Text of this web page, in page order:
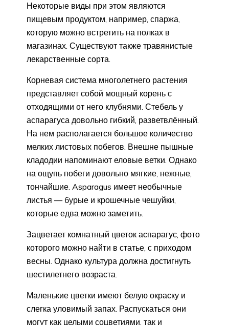
Некоторые виды при этом являются
пищевым продуктом, например, спаржа,
которую можно встретить на полках в
магазинах. Существуют также травянистые
лекарственные сорта.
Корневая система многолетнего растения
представляет собой мощный корень с
отходящими от него клубнями. Стебель у
аспарагуса довольно гибкий, разветвлённый.
На нем располагается большое количество
мелких листовых побегов. Внешне пышные
кладодии напоминают еловые ветки. Однако
на ощупь побеги довольно мягкие, нежные,
тончайшие. Asparagus имеет необычные
листья — бурые и крошечные чешуйки,
которые едва можно заметить.
Зацветает комнатный цветок аспарагус, фото
которого можно найти в статье, с приходом
весны. Однако культура должна достигнуть
шестилетнего возраста.
Маленькие цветки имеют белую окраску и
слегка уловимый запах. Распускаться они
могут как целыми соцветиями, так и